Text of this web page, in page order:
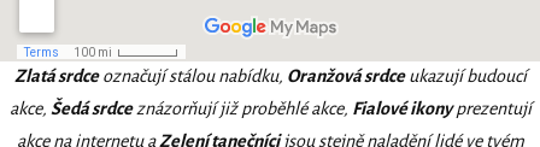
Zlatá srdceoznačují stálou nabídku, Oranžová srdceukazují budoucí
akce, Šedá srdceznázorňují již proběhlé akce, Fialové ikonyprezentují
akce na internetu aZelení tanečnícijsou stejně naladění lidé ve tvém